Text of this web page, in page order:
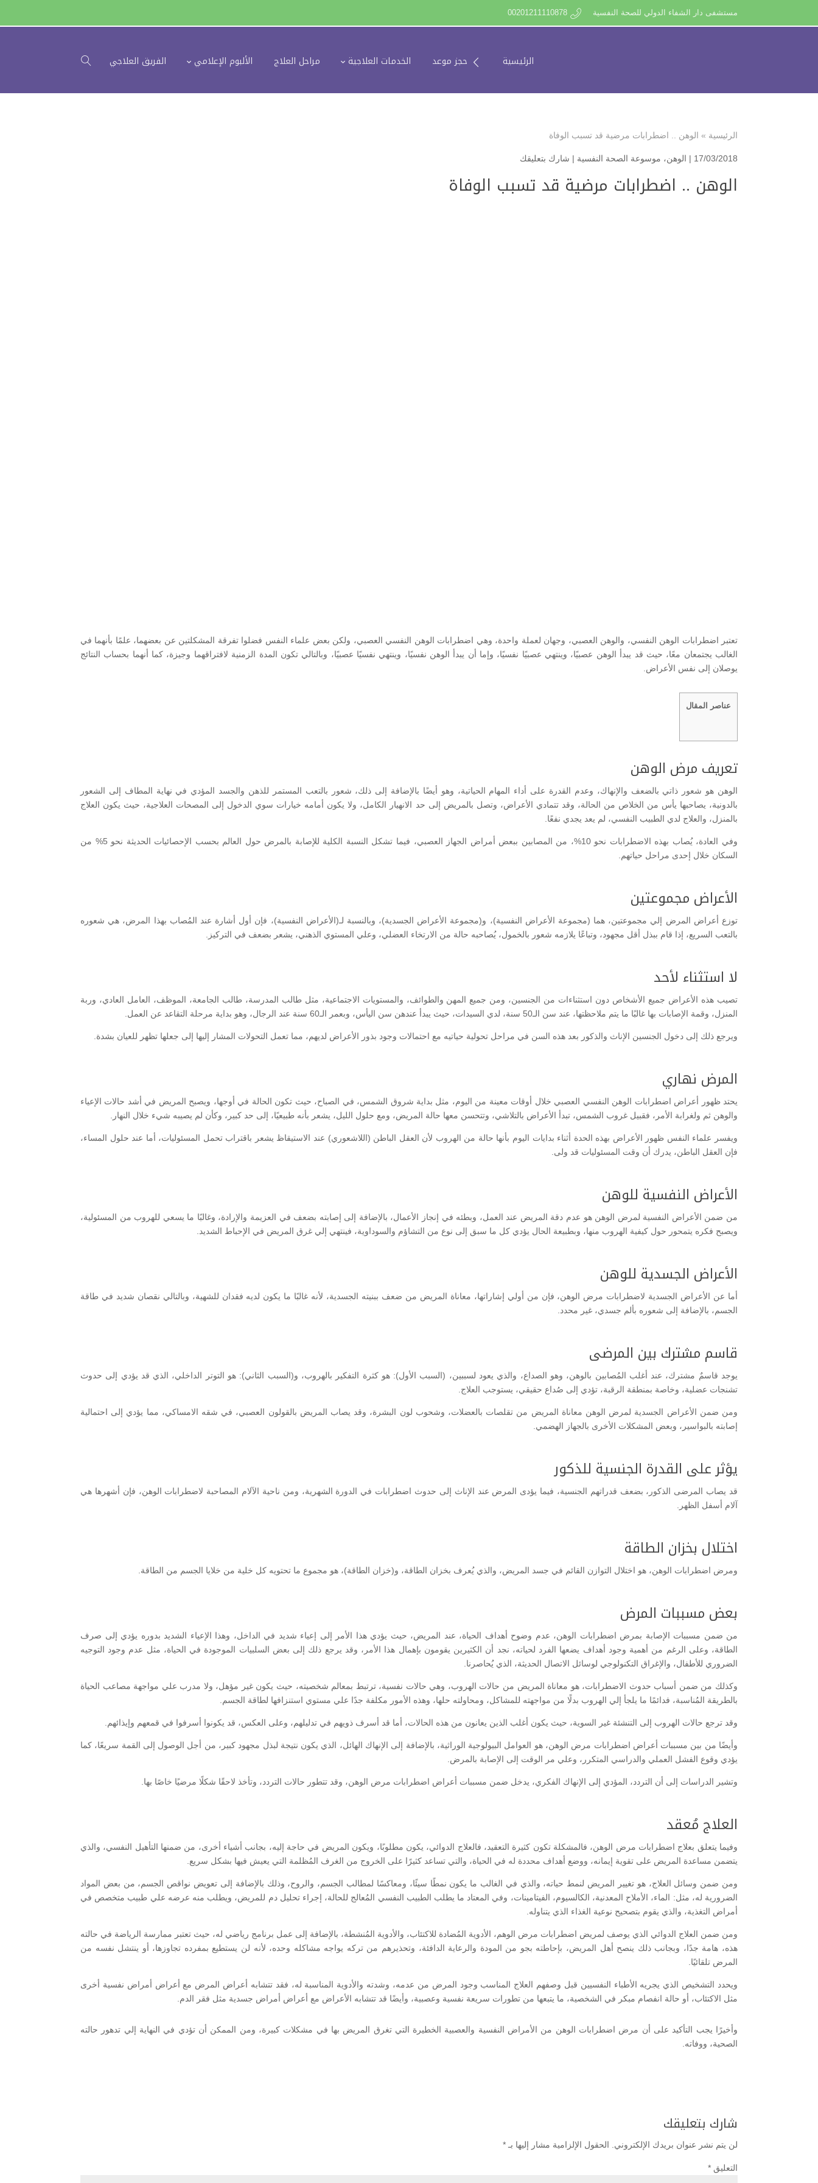
مستشفى دار الشفاء الدولي للصحة النفسية 00201211110878
الرئيسية حجز موعد الخدمات العلاجية مراحل العلاج الألبوم الإعلامي الفريق العلاجي
الرئيسية » الوهن .. اضطرابات مرضية قد تسبب الوفاة
17/03/2018 | الوهن، موسوعة الصحة النفسية | شارك بتعليقك
الوهن .. اضطرابات مرضية قد تسبب الوفاة
تعتبر اضطرابات الوهن النفسي، والوهن العصبي، وجهان لعملة واحدة، وهي اضطرابات الوهن النفسي العصبي، ولكن بعض علماء النفس فضلوا تفرقة المشكلتين عن بعضهما، علمًا بأنهما في
الغالب يجتمعان معًا، حيث قد يبدأ الوهن عصبيًا، وينتهي عصبيًا نفسيًا، وإما أن يبدأ الوهن نفسيًا، وينتهي نفسيًا عصبيًا، وبالتالي تكون المدة الزمنية لافتراقهما وجيزة، كما أنهما بحساب النتائج
يوصلان إلى نفس الأعراض.
عناصر المقال
تعريف مرض الوهن
الوهن هو شعور ذاتي بالضعف والإنهاك، وعدم القدرة على أداء المهام الحياتية، وهو أيضًا بالإضافة إلى ذلك، شعور بالتعب المستمر للذهن والجسد المؤدي في نهاية المطاف إلى الشعور
بالدونية، يصاحبها يأس من الخلاص من الحالة، وقد تتمادي الأعراض، وتصل بالمريض إلى حد الانهيار الكامل، ولا يكون أمامه خيارات سوي الدخول إلى المصحات العلاجية، حيث يكون العلاج
بالمنزل، والعلاج لدي الطبيب النفسي، لم يعد يجدي نفعًا.
وفي العادة، يُصاب بهذه الاضطرابات نحو 10%، من المصابين ببعض أمراض الجهاز العصبي، فيما تشكل النسبة الكلية للإصابة بالمرض حول العالم بحسب الإحصائيات الحديثة نحو 5% من
السكان خلال إحدى مراحل حياتهم.
الأعراض مجموعتين
توزع أعراض المرض إلي مجموعتين، هما (مجموعة الأعراض النفسية)، و(مجموعة الأعراض الجسدية)، وبالنسبة لـ(الأعراض النفسية)، فإن أول أشارة عند المُصاب بهذا المرض، هي شعوره
بالتعب السريع، إذا قام ببذل أقل مجهود، وتباعًا يلازمه شعور بالخمول، يُصاحبه حالة من الارتخاء العضلي، وعلي المستوي الذهني، يشعر بضعف في التركيز.
لا استثناء لأحد
تصيب هذه الأعراض جميع الأشخاص دون استثناءات من الجنسين، ومن جميع المهن والطوائف، والمستويات الاجتماعية، مثل طالب المدرسة، طالب الجامعة، الموظف، العامل العادي، وربة
المنزل، وقمة الإصابات بها غالبًا ما يتم ملاحظتها، عند سن الـ50 سنة، لدي السيدات، حيث يبدأ عندهن سن اليأس، وبعمر الـ60 سنة عند الرجال، وهو بداية مرحلة التقاعد عن العمل.
ويرجع ذلك إلى دخول الجنسين الإناث والذكور بعد هذه السن في مراحل تحولية حياتيه مع احتمالات وجود بذور الأعراض لديهم، مما تعمل التحولات المشار إليها إلى جعلها تظهر للعيان بشدة.
المرض نهاري
يحتد ظهور أعراض اضطرابات الوهن النفسي العصبي خلال أوقات معينة من اليوم، مثل بداية شروق الشمس، في الصباح، حيث تكون الحالة في أوجها، ويصبح المريض في أشد حالات الإعياء
والوهن ثم ولغرابة الأمر، فقبيل غروب الشمس، تبدأ الأعراض بالتلاشي، وتتحسن معها حالة المريض، ومع حلول الليل، يشعر بأنه طبيعيًا، إلى حد كبير، وكأن لم يصيبه شيء خلال النهار.
ويفسر علماء النفس ظهور الأعراض بهذه الحدة أثناء بدايات اليوم بأنها حالة من الهروب لأن العقل الباطن (اللاشعوري) عند الاستيقاظ يشعر باقتراب تحمل المسئوليات، أما عند حلول المساء،
فإن العقل الباطن، يدرك أن وقت المسئوليات قد ولى.
الأعراض النفسية للوهن
من ضمن الأعراض النفسية لمرض الوهن هو عدم دقة المريض عند العمل، وبطئه في إنجاز الأعمال، بالإضافة إلى إصابته بضعف في العزيمة والإرادة، وغالبًا ما يسعي للهروب من المسئولية،
ويصبح فكره يتمحور حول كيفية الهروب منها، وبطبيعة الحال يؤدي كل ما سبق إلى نوع من التشاؤم والسوداوية، فينتهي إلي غرق المريض في الإحباط الشديد.
الأعراض الجسدية للوهن
أما عن الأعراض الجسدية لاضطرابات مرض الوهن، فإن من أولي إشاراتها، معاناة المريض من ضعف ببنيته الجسدية، لأنه غالبًا ما يكون لديه فقدان للشهية، وبالتالي نقصان شديد في طاقة
الجسم، بالإضافة إلى شعوره بألم جسدي، غير محدد.
قاسم مشترك بين المرضى
يوجد قاسمٌ مشترك، عند أغلب المُصابين بالوهن، وهو الصداع، والذي يعود لسببين، (السبب الأول): هو كثرة التفكير بالهروب، و(السبب الثاني): هو التوتر الداخلي، الذي قد يؤدي إلى حدوث
تشنجات عضلية، وخاصة بمنطقة الرقبة، تؤدي إلى صُداع حقيقي، يستوجب العلاج.
ومن ضمن الأعراض الجسدية لمرض الوهن معاناة المريض من تقلصات بالعضلات، وشحوب لون البشرة، وقد يصاب المريض بالقولون العصبي، في شقه الامساكي، مما يؤدي إلى احتمالية
إصابته بالبواسير، وبعض المشكلات الأخرى بالجهاز الهضمي.
يؤثر على القدرة الجنسية للذكور
قد يصاب المرضى الذكور، بضعف قدراتهم الجنسية، فيما يؤدى المرض عند الإناث إلى حدوث اضطرابات في الدورة الشهرية، ومن ناحية الآلام المصاحبة لاضطرابات الوهن، فإن أشهرها هي
آلام أسفل الظهر.
اختلال بخزان الطاقة
ومرض اضطرابات الوهن، هو اختلال التوازن القائم في جسد المريض، والذي يُعرف بخزان الطاقة، و(خزان الطاقة)، هو مجموع ما تحتويه كل خلية من خلايا الجسم من الطاقة.
بعض مسببات المرض
من ضمن مسببات الإصابة بمرض اضطرابات الوهن، عدم وضوح أهداف الحياة، عند المريض، حيث يؤدي هذا الأمر إلى إعياء شديد في الداخل، وهذا الإعياء الشديد بدوره يؤدي إلى صرف
الطاقة، وعلى الرغم من أهمية وجود أهداف يضعها الفرد لحياته، نجد أن الكثيرين يقومون بإهمال هذا الأمر، وقد يرجع ذلك إلى بعض السلبيات الموجودة في الحياة، مثل عدم وجود التوجيه
الضروري للأطفال، والإغراق التكنولوجي لوسائل الاتصال الحديثة، الذي يُحاصرنا.
وكذلك من ضمن أسباب حدوث الاضطرابات، هو معاناة المريض من حالات الهروب، وهي حالات نفسية، ترتبط بمعالم شخصيته، حيث يكون غير مؤهل، ولا مدرب علي مواجهة مصاعب الحياة
بالطريقة المُناسبة، فدائمًا ما يلجأ إلي الهروب بدلًا من مواجهته للمشاكل، ومحاولته حلها، وهذه الأمور مكلفة جدًا علي مستوي استنزافها لطاقة الجسم.
وقد ترجع حالات الهروب إلى التنشئة غير السوية، حيث يكون أغلب الذين يعانون من هذه الحالات، أما قد أسرف ذويهم في تدليلهم، وعلى العكس، قد يكونوا أسرفوا في قمعهم وإيذائهم.
وأيضًا من بين مسببات أعراض اضطرابات مرض الوهن، هو العوامل البيولوجية الوراثية، بالإضافة إلى الإنهاك الهائل، الذي يكون نتيجة لبذل مجهود كبير، من أجل الوصول إلى القمة سريعًا، كما
يؤدي وقوع الفشل العملي والدراسي المتكرر، وعلي مر الوقت إلى الإصابة بالمرض.
وتشير الدراسات إلى أن التردد، المؤدي إلى الإنهاك الفكري، يدخل ضمن مسببات أعراض اضطرابات مرض الوهن، وقد تتطور حالات التردد، وتأخذ لاحقًا شكلًا مرضيًا خاصًا بها.
العلاج مُعقد
وفيما يتعلق بعلاج اضطرابات مرض الوهن، فالمشكلة تكون كثيرة التعقيد، فالعلاج الدوائي، يكون مطلوبًا، ويكون المريض في حاجة إليه، بجانب أشياء أخرى، من ضمنها التأهيل النفسي، والذي
يتضمن مساعدة المريض على تقوية إيمانه، ووضع أهداف محددة له في الحياة، والتي تساعد كثيرًا على الخروج من الغرف المُظلمة التي يعيش فيها بشكل سريع.
ومن ضمن وسائل العلاج، هو تغيير المريض لنمط حياته، والذي في الغالب ما يكون نمطًا سيئًا، ومعاكسًا لمطالب الجسم، والروح، وذلك بالإضافة إلى تعويض نواقص الجسم، من بعض المواد
الضرورية له، مثل: الماء، الأملاح المعدنية، الكالسيوم، الفيتامينات، وفي المعتاد ما يطلب الطبيب النفسي المُعالج للحالة، إجراء تحليل دم للمريض، ويطلب منه عرضه علي طبيب متخصص في
أمراض التغذية، والذي يقوم بتصحيح نوعية الغذاء الذي يتناوله.
ومن ضمن العلاج الدوائي الذي يوصف لمريض اضطرابات مرض الوهم، الأدوية المُضادة للاكتئاب، والأدوية المُنشطة، بالإضافة إلى عمل برنامج رياضي له، حيث تعتبر ممارسة الرياضة في حالته
هذه، هامة جدًا، وبجانب ذلك ينصح أهل المريض، بإحاطته بجو من المودة والرعاية الدافئة، وتحذيرهم من تركه يواجه مشاكله وحده، لأنه لن يستطيع بمفرده تجاوزها، أو ينتشل نفسه من
المرض تلقائيًا.
ويحدد التشخيص الذي يجريه الأطباء النفسيين قبل وصفهم العلاج المناسب وجود المرض من عدمه، وشدته والأدوية المناسبة له، فقد تتشابه أعراض المرض مع أعراض أمراض نفسية أخرى
مثل الاكتئاب، أو حالة انفصام مبكر في الشخصية، ما يتبعها من تطورات سريعة نفسية وعصبية، وأيضًا قد تتشابه الأعراض مع أعراض أمراض جسدية مثل فقر الدم.
وأخيرًا يجب التأكيد على أن مرض اضطرابات الوهن من الأمراض النفسية والعصبية الخطيرة التي تغرق المريض بها في مشكلات كبيرة، ومن الممكن أن تؤدي في النهاية إلي تدهور حالته
الصحية، ووفاته.
شارك بتعليقك
لن يتم نشر عنوان بريدك الإلكتروني. الحقول الإلزامية مشار إليها بـ *
التعليق *